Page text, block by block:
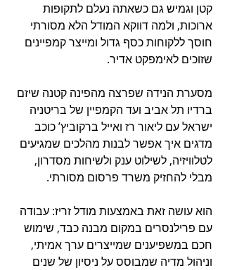
קטן וגמיש גם כשאתה נעלם לתקופות
ארוכות, ולמה דווקא המודל הלא מסורתי
חוסך ללקוחות כסף גדול ומייצר קמפיינים
שזוכים לאימפקט אדיר.
מסערת הנידה שפרצה מהפינה קטנה שיזם
ברדיו תל אביב ועד הקמפיין של בריטניה
ישראל עם ליאור רז ואייל ברקוביץ’ כוכב
מדגים איך אפשר לבנות מהלכים שמגיעים
לטלוויזיה, לשילוט ענק ולשיחות מסדרון,
מבלי להחזיק משרד פרסום מסורתי.
הוא עושה זאת באמצעות מודל זריז: עבודה
עם פרילנסרים במקום מבנה כבד, שימוש
חכם במשפיענים שמייצרים ערך אמיתי,
וניהול מדיה שמבוסס על ניסיון של שנים